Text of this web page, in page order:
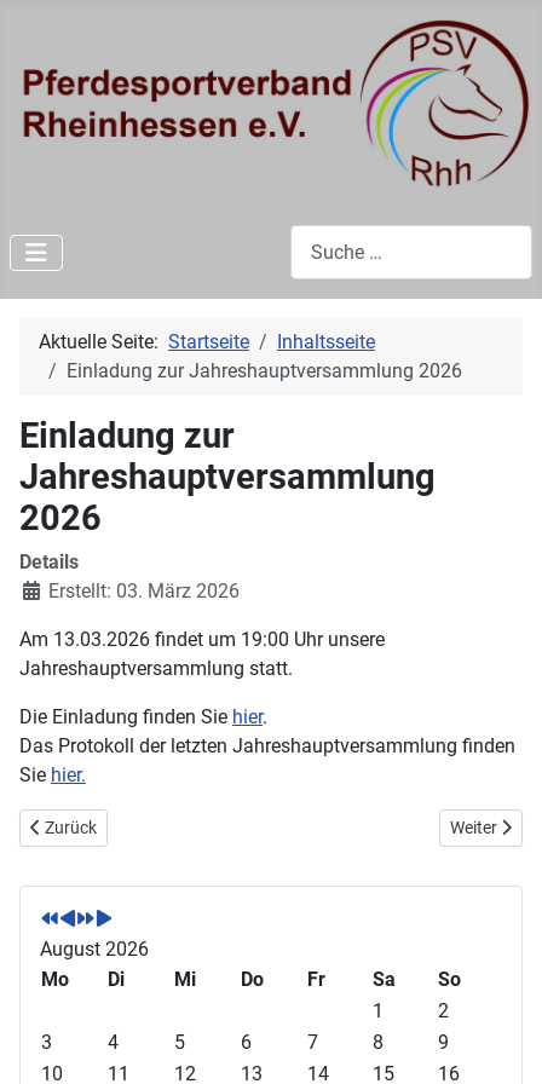
Aktuelle Seite: Startseite
Inhaltsseite
Einladung zur Jahreshauptversammlung 2026
Einladung zur
Jahreshauptversammlung
2026
Details
Erstellt: 03. März 2026
Am 13.03.2026 findet um 19:00 Uhr unsere
Jahreshauptversammlung statt.
Die Einladung finden Sie hier.
Das Protokoll der letzten Jahreshauptversammlung finden
Sie hier.
Vorheriger Beitrag: WIR SUCHEN DICH!
Zurück Nächster
Weiter
V
o
r
h
r
i
V
o
r
h
i
N
ä
c
N
ä
c
August 2026
Mo
Di Mi Do Fr Sa
So
1
2
3
4 5 6 7 8
9
10
11 12 13 14 15 16